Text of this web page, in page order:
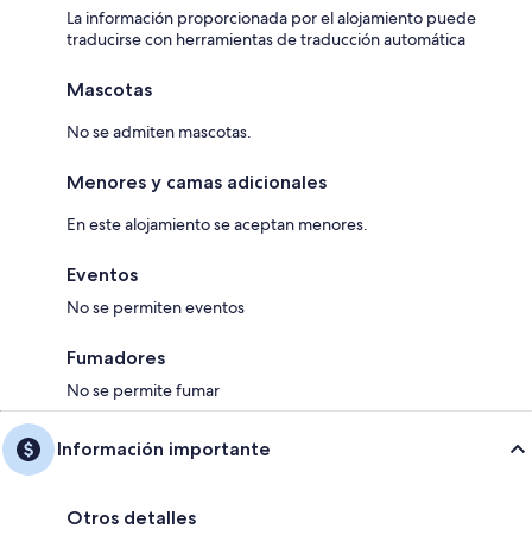
La información proporcionada por el alojamiento puede
traducirse con herramientas de traducción automática
Mascotas
No se admiten mascotas.
Menores y camas adicionales
En este alojamiento se aceptan menores.
Eventos
No se permiten eventos
Fumadores
No se permite fumar
Información importante
Otros detalles